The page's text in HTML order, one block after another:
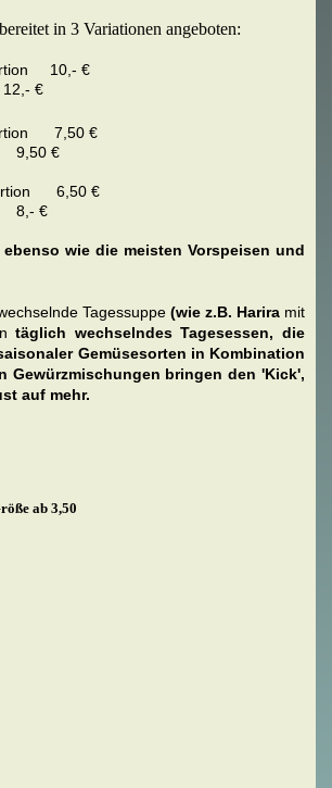
in 3 Variationen angeboten:
10,- €
€
7,50 €
€
6,50 €
€
wie die meisten Vorspeisen und
Tagessuppe (wie z.B. Harira mit
täglich wechselndes Tagesessen, die
Gemüsesorten in Kombination
Gewürzmischungen bringen den 'Kick',
auf mehr.
ab 3,50